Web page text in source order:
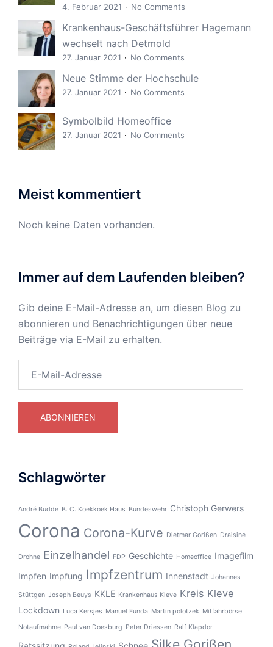
4. Februar 2021 No Comments
Krankenhaus-Geschäftsführer Hagemann
wechselt nach Detmold
27. Januar 2021 No Comments
Neue Stimme der Hochschule
27. Januar 2021 No Comments
Symbolbild Homeoffice
27. Januar 2021 No Comments
Meist kommentiert
Noch keine Daten vorhanden.
Immer auf dem Laufenden bleiben?
Gib deine E-Mail-Adresse an, um diesen Blog zu
abonnieren und Benachrichtigungen über neue
Beiträge via E-Mail zu erhalten.
ABONNIEREN
Schlagwörter
André Budde B. C. Koekkoek Haus Bundeswehr Christoph Gerwers
Corona Corona-Kurve Dietmar Gorißen Draisine
Drohne Einzelhandel FDP Geschichte Homeoffice Imagefilm
Impfen Impfung Impfzentrum Innenstadt Johannes
Stüttgen Joseph Beuys KKLE Krankenhaus Kleve Kreis Kleve
Lockdown Luca Kersjes Manuel Funda Martin polotzek Mitfahrbörse
Notaufmahme Paul van Doesburg Peter Driessen Ralf Klapdor